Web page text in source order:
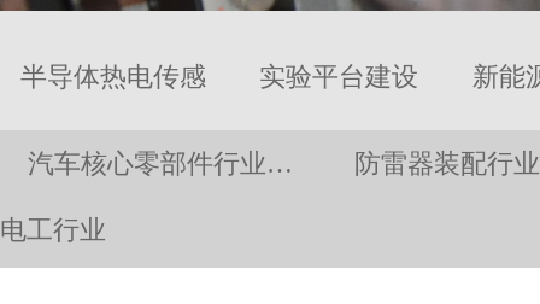
半导体热电传感
芯片…
实验平台建设 新能
汽车核心零部件行业… 防雷器装配行业
电工行业